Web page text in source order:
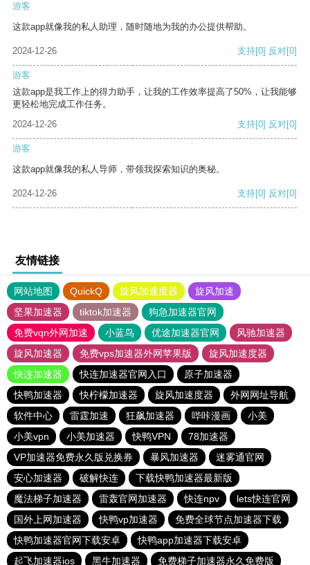
游客
这款app就像我的私人助理，随时随地为我的办公提供帮助。
2024-12-26 支持[0] 反对[0]
游客
这款app是我工作上的得力助手，让我的工作效率提高了50%，让我能够
更轻松地完成工作任务。
2024-12-26
支持[0] 反对[0]
游客
这款app就像我的私人导师，带领我探索知识的奥秘。
2024-12-26 支持[0] 反对[0]
友情链接
网站地图 QuickQ 旋风加速度器
旋风加速
坚果加速器
tiktok加速器
狗急加速器官网
免费vqn外网加速
小蓝鸟 优途加速器官网
风驰加速器
旋风加速器
免费vps加速器外网苹果版
旋风加速度器
快连加速器
快连加速器官网入口
原子加速器
快鸭加速器
快柠檬加速器 旋风加速度器
外网网址导航
软件中心
雷霆加速 狂飙加速器 哔咔漫画
小美
小美vpn
小美加速器 快鸭VPN
78加速器
VP加速器免费永久版兑换券
暴风加速器
迷雾通官网
安心加速器
破解快连
下载快鸭加速器最新版
魔法梯子加速器
雷轰官网加速器 快连npv
lets快连官网
国外上网加速器
快鸭vp加速器
免费全球节点加速器下载
快鸭加速器官网下载安卓
快鸭app加速器下载安卓
起飞加速器ios
黑牛加速器 免费梯子加速器永久免费版